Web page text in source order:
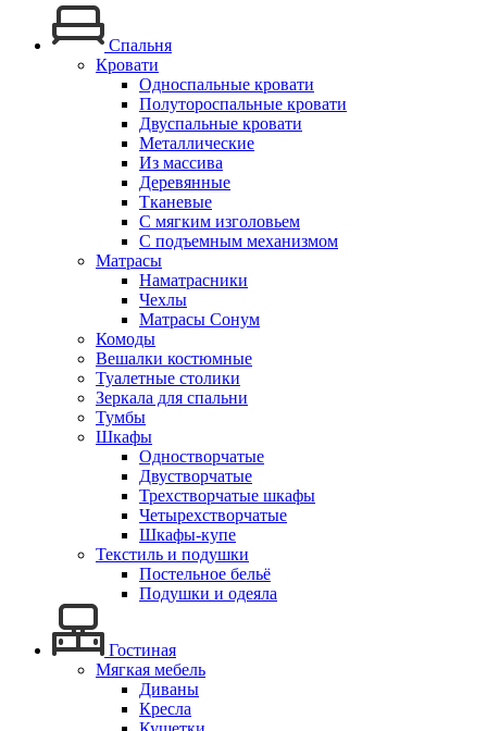
Спальня
Кровати
Односпальные кровати
Полутороспальные кровати
Двуспальные кровати
Металлические
Из массива
Деревянные
Тканевые
С мягким изголовьем
С подъемным механизмом
Матрасы
Наматрасники
Чехлы
Матрасы Сонум
Комоды
Вешалки костюмные
Туалетные столики
Зеркала для спальни
Тумбы
Шкафы
Одностворчатые
Двустворчатые
Трехстворчатые шкафы
Четырехстворчатые
Шкафы-купе
Текстиль и подушки
Постельное бельё
Подушки и одеяла
Гостиная
Мягкая мебель
Диваны
Кресла